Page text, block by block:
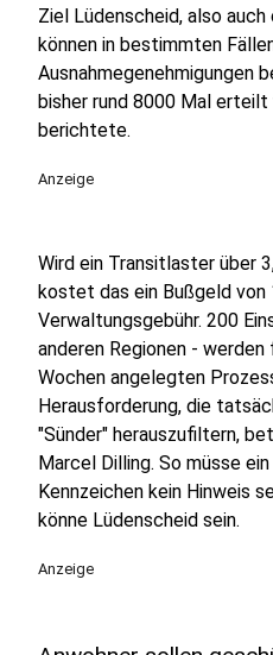
Ziel Lüdenscheid, also
können in bestimmten
Ausnahmegenehmigungen
bisher rund 8000 Mal
berichtete.
Anzeige
Wird ein Transitlaster über
kostet das ein Bußgeld von
Verwaltungsgebühr. 200
anderen Regionen -
Wochen angelegten
Herausforderung, die
"Sünder" herauszufiltern,
Marcel Dilling. So müsse
Kennzeichen kein Hinweis
könne Lüdenscheid sein.
Anzeige